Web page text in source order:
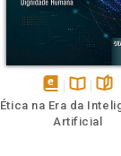
disponível
em
na
Ética na Era da
Artificial
TambémFolheie